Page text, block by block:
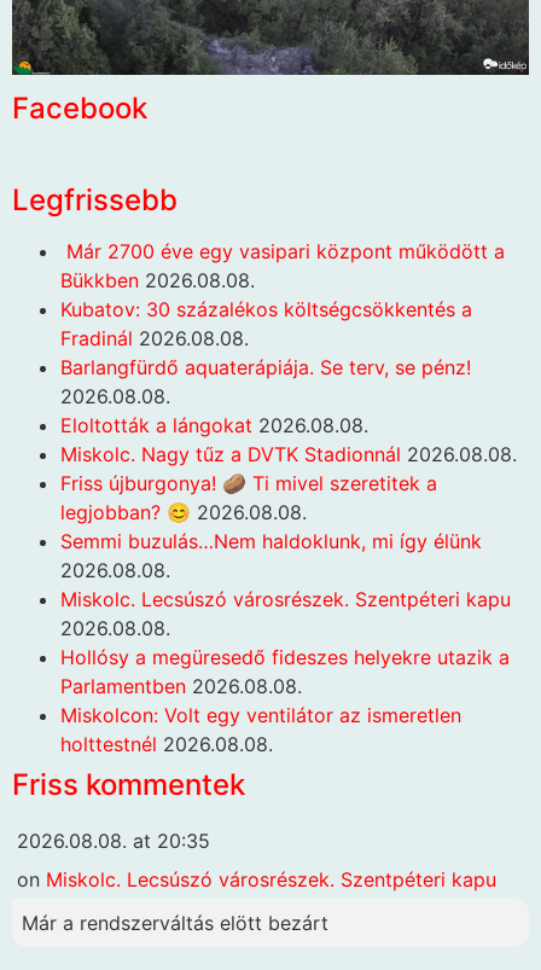
Facebook
Legfrissebb
Már 2700 éve egy vasipari központ működött a
Bükkben 2026.08.08.
Kubatov: 30 százalékos költségcsökkentés a
Fradinál 2026.08.08.
Barlangfürdő aquaterápiája. Se terv, se pénz!
2026.08.08.
Eloltották a lángokat 2026.08.08.
Miskolc. Nagy tűz a DVTK Stadionnál 2026.08.08.
Friss újburgonya! 🥔 Ti mivel szeretitek a
legjobban? 😊 2026.08.08.
Semmi buzulás…Nem haldoklunk, mi így élünk
2026.08.08.
Miskolc. Lecsúszó városrészek. Szentpéteri kapu
2026.08.08.
Hollósy a megüresedő fideszes helyekre utazik a
Parlamentben 2026.08.08.
Miskolcon: Volt egy ventilátor az ismeretlen
holttestnél 2026.08.08.
Friss kommentek
2026.08.08. at 20:35
on Miskolc. Lecsúszó városrészek. Szentpéteri kapu
Már a rendszerváltás elött bezárt